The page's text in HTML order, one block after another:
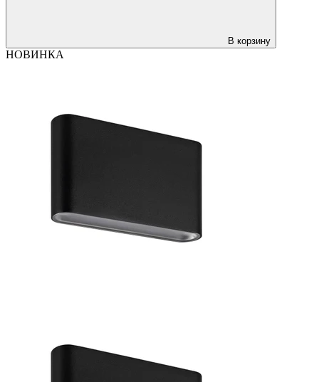
В корзину
НОВИНКА